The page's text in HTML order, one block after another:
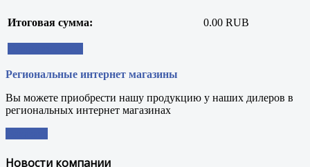
Итоговая сумма: 0.00 RUB
Региональные интернет магазины
Вы можете приобрести нашу продукцию у наших дилеров в
региональных интернет магазинах
Новости компании